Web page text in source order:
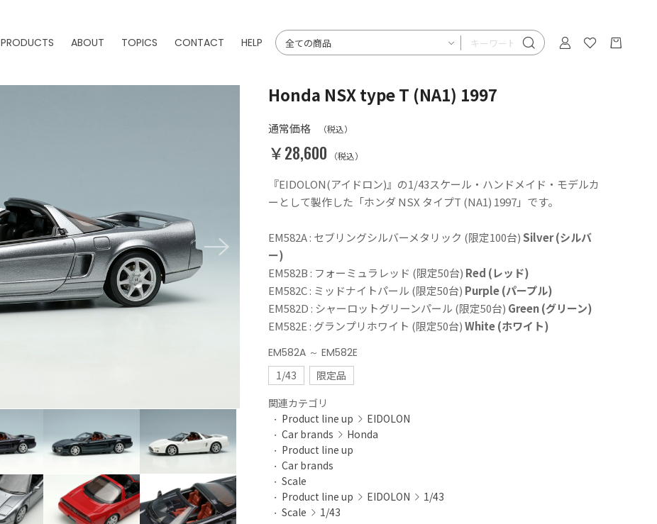
PRODUCTS ABOUT TOPICS CONTACT HELP
Honda NSX type T (NA1) 1997
通常価格 （税込）
￥28,600 （税込）
『EIDOLON(アイドロン)』の1/43スケール・ハンドメイド・モデルカ
ーとして製作した「ホンダ NSX タイプT (NA1) 1997」です。
EM582A : セブリングシルバーメタリック (限定100台)Silver (シルバ
ー)
EM582B : フォーミュラレッド (限定50台) Red (レッド)
EM582C : ミッドナイトパール (限定50台) Purple (パープル)
EM582D : シャーロットグリーンパール (限定50台) Green (グリーン)
EM582E : グランプリホワイト (限定50台)White (ホワイト)
EM582A ～ EM582E
1/43
限定品
関連カテゴリ
Product line up
EIDOLON
Car brands
Honda
Product line up
Car brands
Scale
Product line up
EIDOLON
1/43
Scale
1/43